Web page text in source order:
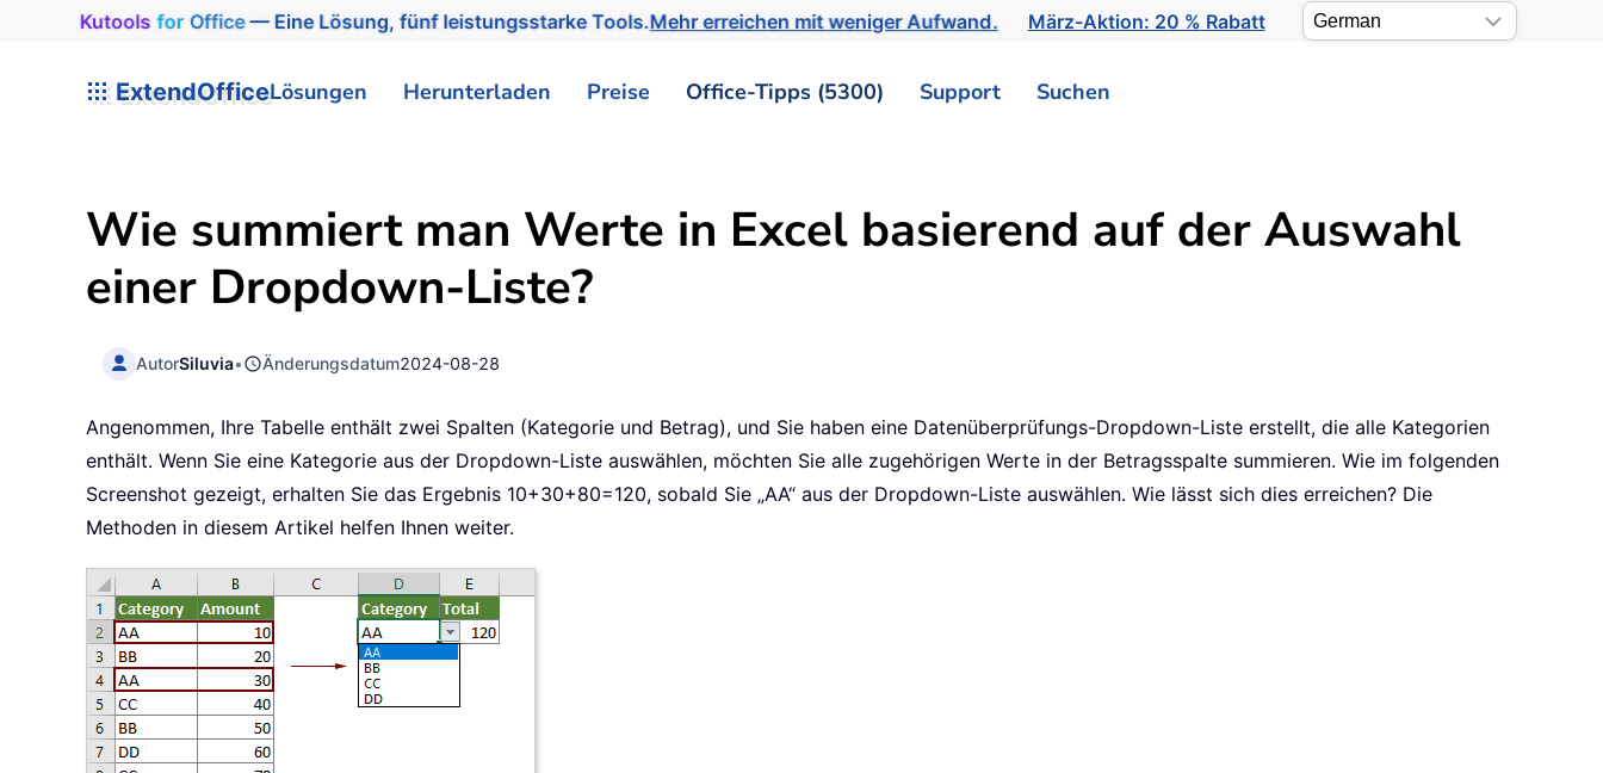
Kutools for Office— Eine Lösung, fünf leistungsstarke Tools.Mehr erreichen mit weniger Aufwand. März-Aktion: 20 % Rabatt
ExtendOfficeLösungen Herunterladen Preise Office-Tipps (5300) Support Suchen
Wie summiert man Werte in Excel basierend auf der Auswahl
einer Dropdown-Liste?
AutorSiluvia• Änderungsdatum2024-08-28
Angenommen, Ihre Tabelle enthält zwei Spalten (Kategorie und Betrag), und Sie haben eine Datenüberprüfungs-Dropdown-Liste erstellt, die alle Kategorien
enthält. Wenn Sie eine Kategorie aus der Dropdown-Liste auswählen, möchten Sie alle zugehörigen Werte in der Betragsspalte summieren. Wie im folgenden
Screenshot gezeigt, erhalten Sie das Ergebnis 10+30+80=120, sobald Sie „AA“ aus der Dropdown-Liste auswählen. Wie lässt sich dies erreichen? Die
Methoden in diesem Artikel helfen Ihnen weiter.